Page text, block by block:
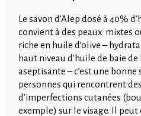
Le savon d’Alep dosé à 40%
convient à des peaux mixtes
riche en huile d’olive –
haut niveau d’huile de baie
aseptisante – c’est une
personnes qui rencontrent
d’imperfections cutanées
exemple) sur le visage. Il